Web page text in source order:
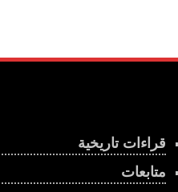
قراءات تاريخية
متابعات